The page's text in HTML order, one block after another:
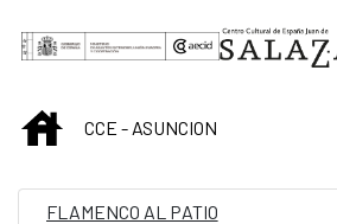
Saltar al contenido principal
INICIOCCE - ASUNCION
FLAMENCO AL PATIO